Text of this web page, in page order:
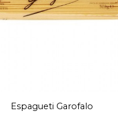
Espagueti Garofalo